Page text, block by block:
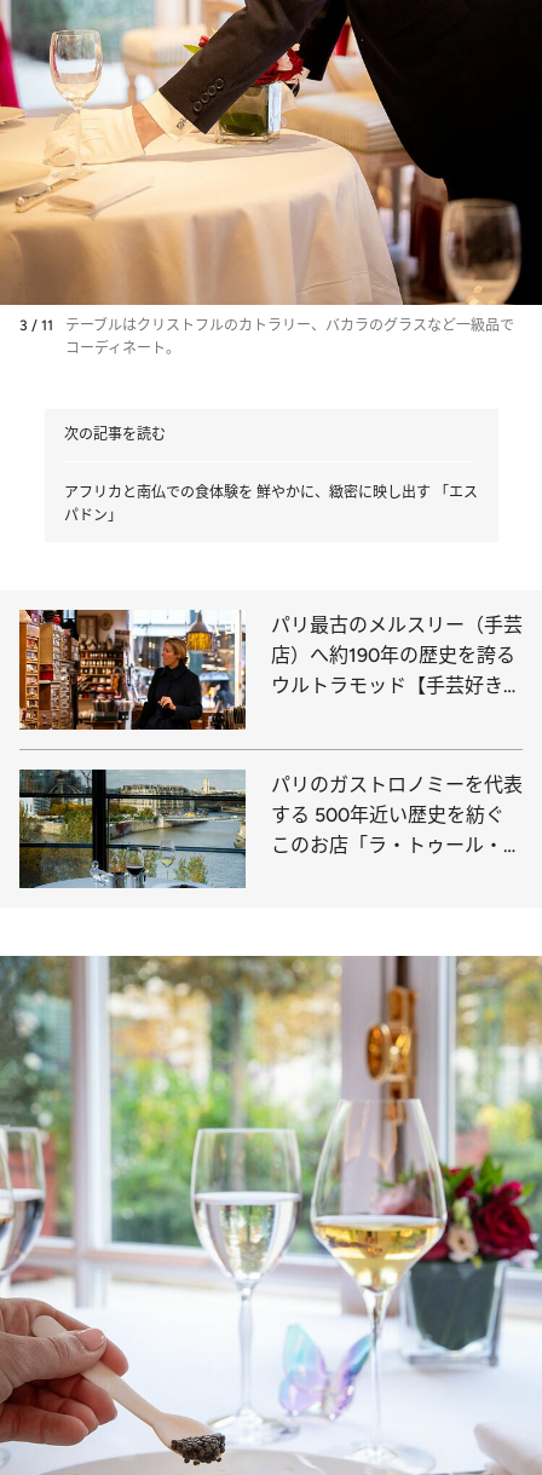
3 / 11
テーブルはクリストフルのカトラリー、バカラのグラスなど一級品で
コーディネート。
次の記事を読む
アフリカと南仏での食体験を 鮮やかに、緻密に映し出す 「エス
パドン」
パリ最古のメルスリー（手芸
店）へ約190年の歴史を誇る
ウルトラモッド【手芸好きに
パリのガストロノミーを代表
する 500年近い歴史を紡ぐ
このお店「ラ・トゥール・ダ